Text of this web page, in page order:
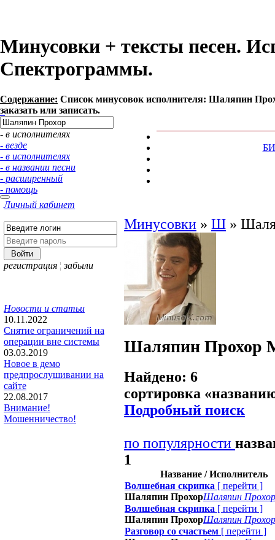
Минусовки + тексты песен.
Спектрограммы.
Содержание: Список минусовок исполнителя: Шаляпин
заказать или записать.
- в исполнителях
- везде
- в исполнителях
- в названии песни
- расширенный
- помощь
Личный кабинет
регистрация ¦ забыли
Новости и статьи
10.11.2022
Снятие ограничений на
операции вне системы
03.03.2019
Новое в демо
предпрослушивании на
сайте
22.08.2017
Внимание!
Мошенничество!
Минусовки » Ш »
Шаляпин Прохор
Найдено: 6
сортировка «
Подробный поиск
по популярности
1
Название / Исполнитель
Волшебная скрипка [ перейти ]
Шаляпин ПрохорШаляпин Прохор
Волшебная скрипка [ перейти ]
Шаляпин ПрохорШаляпин Прохор
Разговор со счастьем [ перейти ]